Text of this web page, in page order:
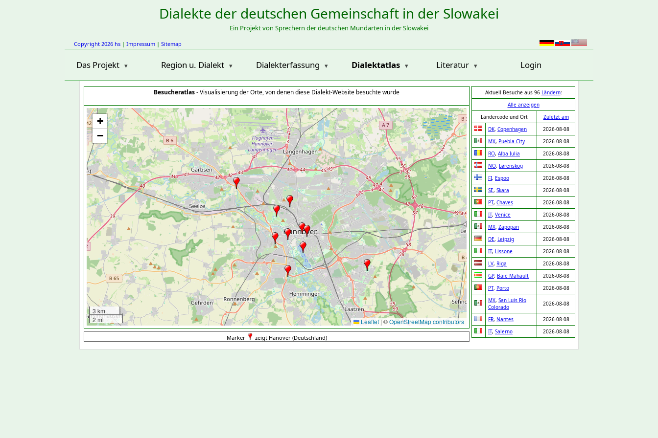
Dialekte der deutschen Gemeinschaft in der Slowakei
Ein Projekt von Sprechern der deutschen Mundarten in der Slowakei
Copyright 2026 hs | Impressum | Sitemap
Das Projekt Region u. Dialekt Dialekterfassung Dialektatlas Literatur Login
Besucheratlas- Visualisierung der Orte, von denen diese Dialekt-Website besuchte wurde
+
−
3 km
2 mi
Leaflet | ©OpenStreetMap contributors
Aktuell Besuche aus 96 Ländern:
Alle anzeigen
Ländercode und Ort
Zuletzt am
DK, Copenhagen
2026-08-08
MX, Puebla City
2026-08-08
RO, Alba Iulia
2026-08-08
NO, Lørenskog
2026-08-08
FI, Espoo
2026-08-08
SE, Skara
2026-08-08
PT, Chaves
2026-08-08
IT, Venice
2026-08-08
MX, Zapopan
2026-08-08
DE, Leipzig
2026-08-08
IT, Lissone
2026-08-08
LV, Riga
2026-08-08
GP, Baie Mahault
2026-08-08
PT, Porto
2026-08-08
MX, San Luis Río
Colorado
2026-08-08
FR, Nantes
2026-08-08
IT, Salerno
2026-08-08
Marker zeigt Hanover (Deutschland)